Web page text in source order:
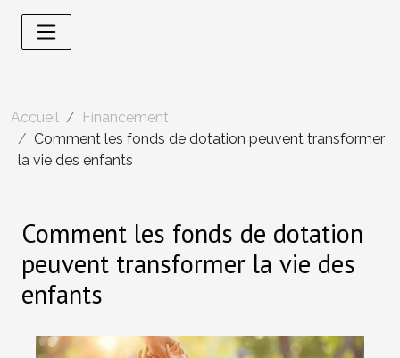
Accueil
Financement
Comment les fonds de dotation peuvent transformer
la vie des enfants
Comment les fonds de dotation
peuvent transformer la vie des
enfants